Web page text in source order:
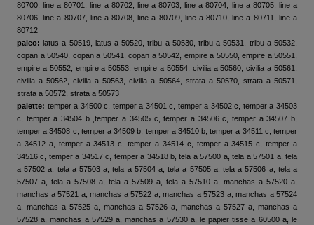
80700, line a 80701, line a 80702, line a 80703, line a 80704, line a 80705, line a
80706, line a 80707, line a 80708, line a 80709, line a 80710, line a 80711, line a
80712
paleo: latus a 50519, latus a 50520, tribu a 50530, tribu a 50531, tribu a 50532,
copan a 50540, copan a 50541, copan a 50542, empire a 50550, empire a 50551,
empire a 50552, empire a 50553, empire a 50554, civilia a 50560, civilia a 50561,
civilia a 50562, civilia a 50563, civilia a 50564, strata a 50570, strata a 50571,
strata a 50572, strata a 50573
palette: temper a 34500 c, temper a 34501 c, temper a 34502 c, temper a 34503
c, temper a 34504 b ,temper a 34505 c, temper a 34506 c, temper a 34507 b,
temper a 34508 c, temper a 34509 b, temper a 34510 b, temper a 34511 c, temper
a 34512 a, temper a 34513 c, temper a 34514 c, temper a 34515 c, temper a
34516 c, temper a 34517 c, temper a 34518 b, tela a 57500 a, tela a 57501 a, tela
a 57502 a, tela a 57503 a, tela a 57504 a, tela a 57505 a, tela a 57506 a, tela a
57507 a, tela a 57508 a, tela a 57509 a, tela a 57510 a, manchas a 57520 a,
manchas a 57521 a, manchas a 57522 a, manchas a 57523 a, manchas a 57524
a, manchas a 57525 a, manchas a 57526 a, manchas a 57527 a, manchas a
57528 a, manchas a 57529 a, manchas a 57530 a, le papier tisse a 60500 a, le